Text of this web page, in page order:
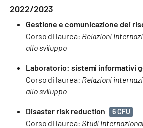
2022/2023
Gestione e comunicazione dei
Corso di laurea: Relazioni
allo sviluppo
Laboratorio: sistemi informativi
Corso di laurea: Relazioni
allo sviluppo
Disaster risk reduction 6 CFU
Corso di laurea: Studi